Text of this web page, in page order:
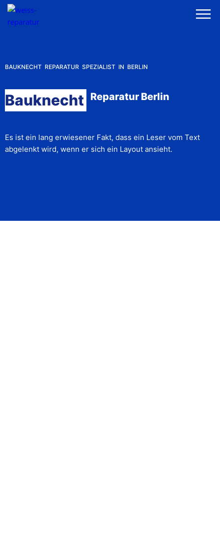
BAUKNECHT REPARATUR SPEZIALIST IN BERLIN
Bauknecht Reparatur Berlin
Es ist ein lang erwiesener Fakt, dass ein Leser vom Text
abgelenkt wird, wenn er sich ein Layout ansieht.